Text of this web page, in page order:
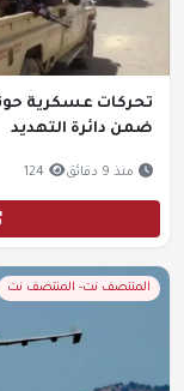
تحركات عسكرية
ضمن دائرة التهديد
منذ 9 دقائق 124
المنتصف نت- المنتصف نت